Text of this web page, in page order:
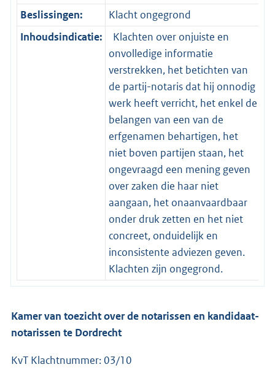
Beslissingen:
Klacht ongegrond
Inhoudsindicatie:
Klachten over onjuiste en
onvolledige informatie
verstrekken, het betichten van
de partij-notaris dat hij onnodig
werk heeft verricht, het enkel de
belangen van een van de
erfgenamen behartigen, het
niet boven partijen staan, het
ongevraagd een mening geven
over zaken die haar niet
aangaan, het onaanvaardbaar
onder druk zetten en het niet
concreet, onduidelijk en
inconsistente adviezen geven.
Klachten zijn ongegrond.
Kamer van toezicht over de notarissen en kandidaat-
notarissen te Dordrecht
KvT Klachtnummer: 03/10